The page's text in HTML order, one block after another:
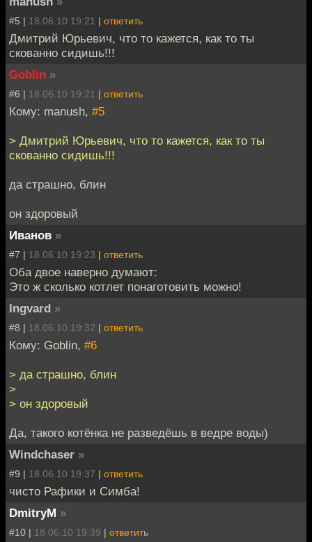
#5 | 18.06.10 19:21 | ответить
Дмитрий Юрьевич, что то кажется, как то ты
скованно сидишь!!!
Goblin »
#6 | 18.06.10 19:21 | ответить
Кому: manush, #5
> Дмитрий Юрьевич, что то кажется, как то ты
скованно сидишь!!!
да страшно, блин
он здоровый
Иванов »
#7 | 18.06.10 19:23 | ответить
Оба двое наверно думают:
Это ж сколько котлет понаготовить можно!
Ingvard »
#8 | 18.06.10 19:32 | ответить
Кому: Goblin, #6
> да страшно, блин
>
> он здоровый
Да, такого котёнка не разведёшь в ведре воды)
Windchaser »
#9 | 18.06.10 19:37 | ответить
чисто Рафики и Cимба!
DmitryM »
#10 | 18.06.10 19:39 | ответить